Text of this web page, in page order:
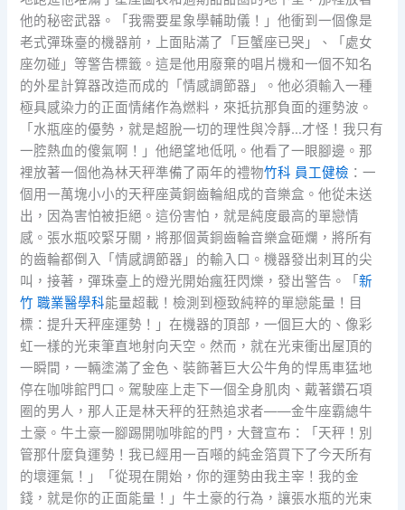
他的秘密武器。「我需要星象學輔助儀！」他衝到一個像是
老式彈珠臺的機器前，上面貼滿了「巨蟹座已哭」、「處女
座勿碰」等警告標籤。這是他用廢棄的唱片機和一個不知名
的外星計算器改造而成的「情感調節器」。他必須輸入一種
極具感染力的正面情緒作為燃料，來抵抗那負面的運勢波。
「水瓶座的優勢，就是超脫一切的理性與冷靜…才怪！我只有
一腔熱血的傻氣啊！」他絕望地低吼。他看了一眼腳邊。那
裡放著一個他為林天秤準備了兩年的禮物竹科 員工健檢 ：一
個用一萬塊小小的天秤座黃銅齒輪組成的音樂盒。他從未送
出，因為害怕被拒絕。這份害怕，就是純度最高的單戀情
感。張水瓶咬緊牙關，將那個黃銅齒輪音樂盒砸爛，將所有
的齒輪都倒入「情感調節器」的輸入口。機器發出刺耳的尖
叫，接著，彈珠臺上的燈光開始瘋狂閃爍，發出警告。「新
竹 職業醫學科能量超載！檢測到極致純粹的單戀能量！目
標：提升天秤座運勢！」在機器的頂部，一個巨大的、像彩
虹一樣的光束筆直地射向天空。然而，就在光束衝出屋頂的
一瞬間，一輛塗滿了金色、裝飾著巨大公牛角的悍馬車猛地
停在咖啡館門口。駕駛座上走下一個全身肌肉、戴著鑽石項
圈的男人，那人正是林天秤的狂熱追求者——金牛座霸總牛
土豪。牛土豪一腳踢開咖啡館的門，大聲宣布：「天秤！別
管那什麼負運勢！我已經用一百噸的純金箔買下了今天所有
的壞運氣！」「從現在開始，你的運勢由我主宰！我的金
錢，就是你的正面能量！」牛土豪的行為，讓張水瓶的光束